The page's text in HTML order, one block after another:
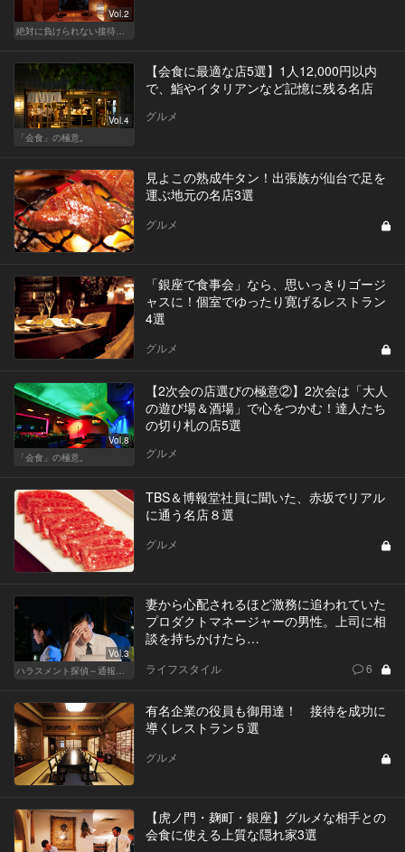
Vol.2
絶対に負けられない接待が、今宵はある
Vol.4
「会食」の極意。
【会食に最適な店5選】1人12,000円以内
で、鮨やイタリアンなど記憶に残る名店
グルメ
見よこの熟成牛タン！出張族が仙台で足を
運ぶ地元の名店3選
グルメ
「銀座で食事会」なら、思いっきりゴージ
ャスに！個室でゆったり寛げるレストラン
4選
グルメ
Vol.8
「会食」の極意。
【2次会の店選びの極意②】2次会は「大人
の遊び場＆酒場」で心をつかむ！達人たち
の切り札の店5選
グルメ
TBS＆博報堂社員に聞いた、赤坂でリアル
に通う名店８選
グルメ
Vol.3
ハラスメント探偵～通報編～
妻から心配されるほど激務に追われていた
プロダクトマネージャーの男性。上司に相
談を持ちかけたら…
ライフスタイル 6
有名企業の役員も御用達！ 接待を成功に
導くレストラン５選
グルメ
【虎ノ門・麹町・銀座】グルメな相手との
会食に使える上質な隠れ家3選